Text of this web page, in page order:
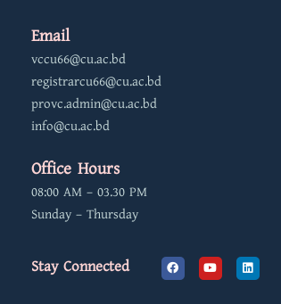
Email
vccu66@cu.ac.bd
registrarcu66@cu.ac.bd
provc.admin@cu.ac.bd
info@cu.ac.bd
Office Hours
08:00 AM – 03.30 PM
Sunday – Thursday
Stay Connected F
a
c
Y
o
u
L
i
n